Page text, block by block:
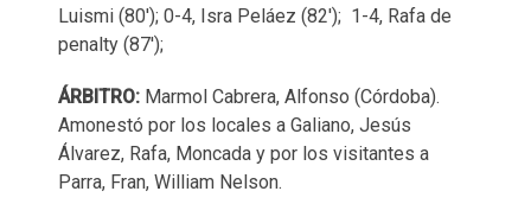
Luismi (80'); 0-4, Isra Peláez (82'); 1-4, Rafa de
penalty (87');
ÁRBITRO: Marmol Cabrera, Alfonso (Córdoba).
Amonestó por los locales a Galiano, Jesús
Álvarez, Rafa, Moncada y por los visitantes a
Parra, Fran, William Nelson.